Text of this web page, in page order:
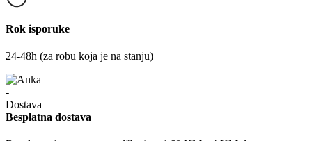
Rok isporuke
24-48h (za robu koja je na stanju)
Besplatna dostava